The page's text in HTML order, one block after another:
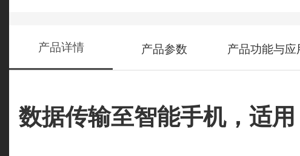
产品详情 产品参数 产品功能与应
数据传输至智能手机，适用